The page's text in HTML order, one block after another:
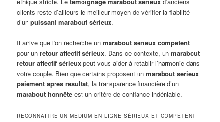
clients reste d’ailleurs le meilleur moyen de vérifier la fiabilité
d’unpuissant marabout sérieux.
Il arrive que l’on recherche unmarabout sérieux compétent
pour unretour affectif sérieux. Dans ce contexte, unmarabout
retour affectif sérieux peut vous aider à rétablir l’harmonie dans
votre couple. Bien que certains proposent unmarabout serieux
paiement apres resultat, la transparence financière d’un
marabout honnête est un critère de confiance indéniable.
RECONNAÎTRE UN MÉDIUM EN LIGNE SÉRIEUX ET COMPÉTENT